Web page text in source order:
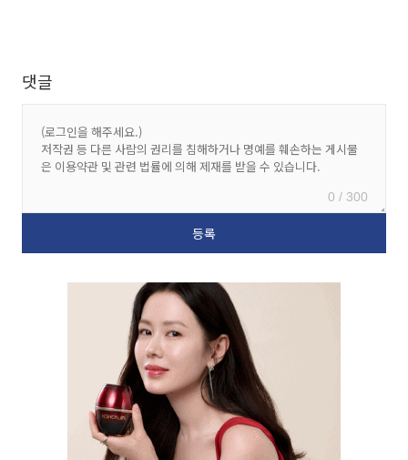
댓글
0 / 300